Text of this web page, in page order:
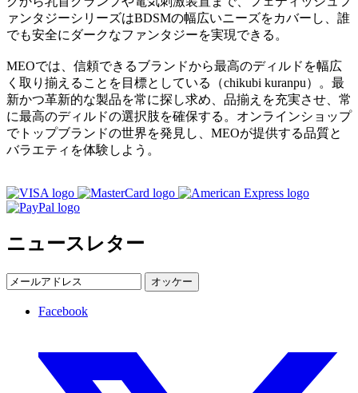
ァンタジーシリーズはBDSMの幅広いニーズをカバーし、誰
でも安全にダークなファンタジーを実現できる。
MEOでは、信頼できるブランドから最高のディルドを幅広
く取り揃えることを目標としている（chikubi kuranpu）。最
新かつ革新的な製品を常に探し求め、品揃えを充実させ、常
に最高のディルドの選択肢を確保する。オンラインショップ
でトップブランドの世界を発見し、MEOが提供する品質と
バラエティを体験しよう。
ニュースレター
オッケー
Facebook